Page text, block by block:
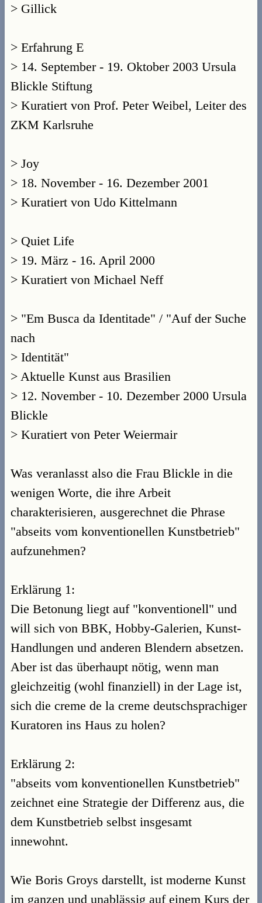
> Gillick
> Erfahrung E
> 14. September - 19. Oktober 2003 Ursula
Blickle Stiftung
> Kuratiert von Prof. Peter Weibel, Leiter des
ZKM Karlsruhe
> Joy
> 18. November - 16. Dezember 2001
> Kuratiert von Udo Kittelmann
> Quiet Life
> 19. März - 16. April 2000
> Kuratiert von Michael Neff
> "Em Busca da Identitade" / "Auf der Suche
nach
> Identität"
> Aktuelle Kunst aus Brasilien
> 12. November - 10. Dezember 2000 Ursula
Blickle
> Kuratiert von Peter Weiermair
Was veranlasst also die Frau Blickle in die
wenigen Worte, die ihre Arbeit
charakterisieren, ausgerechnet die Phrase
"abseits vom konventionellen Kunstbetrieb"
aufzunehmen?
Erklärung 1:
Die Betonung liegt auf "konventionell" und
will sich von BBK, Hobby-Galerien, Kunst-
Handlungen und anderen Blendern absetzen.
Aber ist das überhaupt nötig, wenn man
gleichzeitig (wohl finanziell) in der Lage ist,
sich die creme de la creme deutschsprachiger
Kuratoren ins Haus zu holen?
Erklärung 2:
"abseits vom konventionellen Kunstbetrieb"
zeichnet eine Strategie der Differenz aus, die
dem Kunstbetrieb selbst insgesamt
innewohnt.
Wie Boris Groys darstellt, ist moderne Kunst
im ganzen und unablässig auf einem Kurs der